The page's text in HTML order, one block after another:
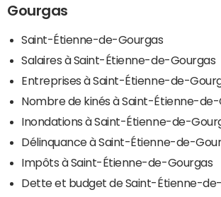
Gourgas
Saint-Étienne-de-Gourgas
Salaires à Saint-Étienne-de-Gourgas
Entreprises à Saint-Étienne-de-
Nombre de kinés à Saint-Étienne-de-
Inondations à Saint-Étienne-de-
Délinquance à Saint-Étienne-de-
Impôts à Saint-Étienne-de-Gourgas
Dette et budget de Saint-Étienne-